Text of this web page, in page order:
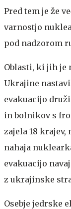
Pred tem je že
varnostjo
pod nadzorom
Oblasti, ki jih je
Ukrajine
evakuacijo
in bolnikov s
zajela 18
nahaja
evakuacijo
z ukrajinske
Osebje jedrske